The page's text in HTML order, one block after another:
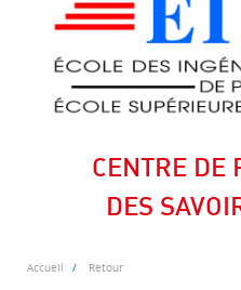
CENTRE DE
DES
Accueil Retour